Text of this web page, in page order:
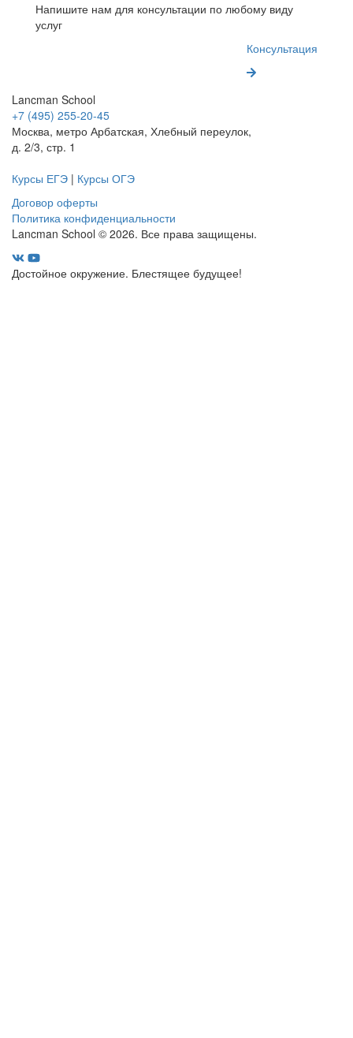
Напишите нам для консультации по любому виду
услуг
Консультация
Lancman School
+7 (495) 255-20-45
Москва, метро Арбатская, Хлебный переулок,
д. 2/3, стр. 1
Курсы ЕГЭ | Курсы ОГЭ
Договор оферты
Политика конфиденциальности
Lancman School © 2026. Все права защищены.
Достойное окружение. Блестящее будущее!